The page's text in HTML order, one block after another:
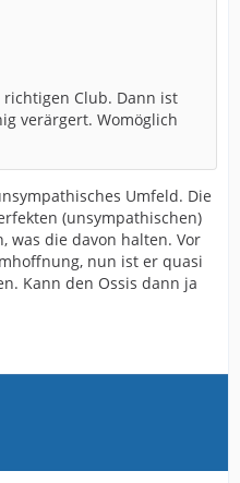
Club. Dann ist
verärgert. Womöglich
Umfeld. Die
(unsympathischen)
was die davon halten. Vor
nun ist er quasi
Kann den Ossis dann ja